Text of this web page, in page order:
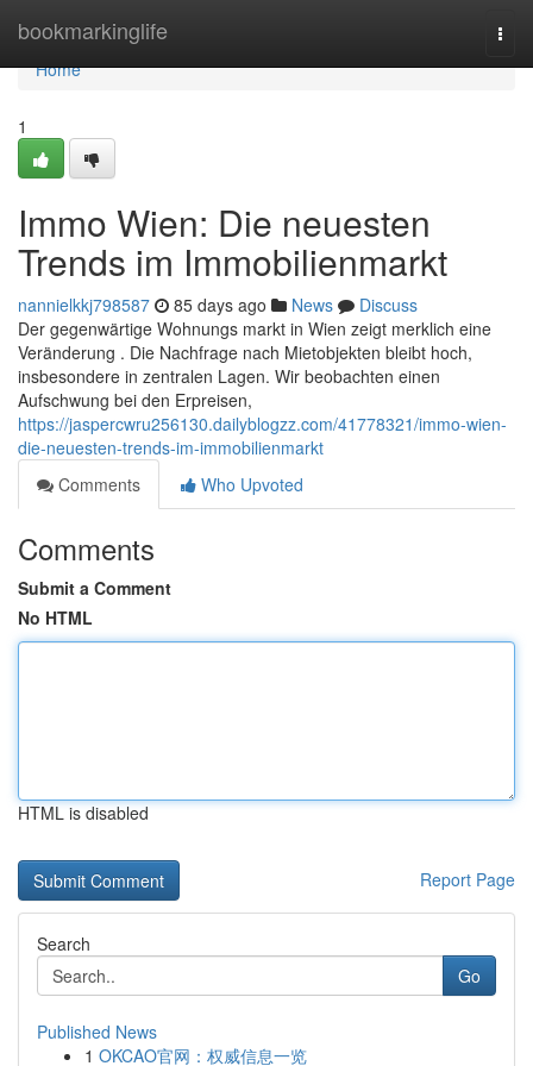
bookmarkinglife
Home
Home
1
Immo Wien: Die neuesten
Trends im Immobilienmarkt
nannielkkj798587 85 days ago News
Discuss
Der gegenwärtige Wohnungs markt in Wien zeigt merklich eine
Veränderung . Die Nachfrage nach Mietobjekten bleibt hoch,
insbesondere in zentralen Lagen. Wir beobachten einen
Aufschwung bei den Erpreisen,
https://jaspercwru256130.dailyblogzz.com/41778321/immo-wien-
die-neuesten-trends-im-immobilienmarkt
Comments
Who Upvoted
Comments
Submit a Comment
No HTML
HTML is disabled
Report Page
Search
Go
Published News
1 OKCAO官网：权威信息一览